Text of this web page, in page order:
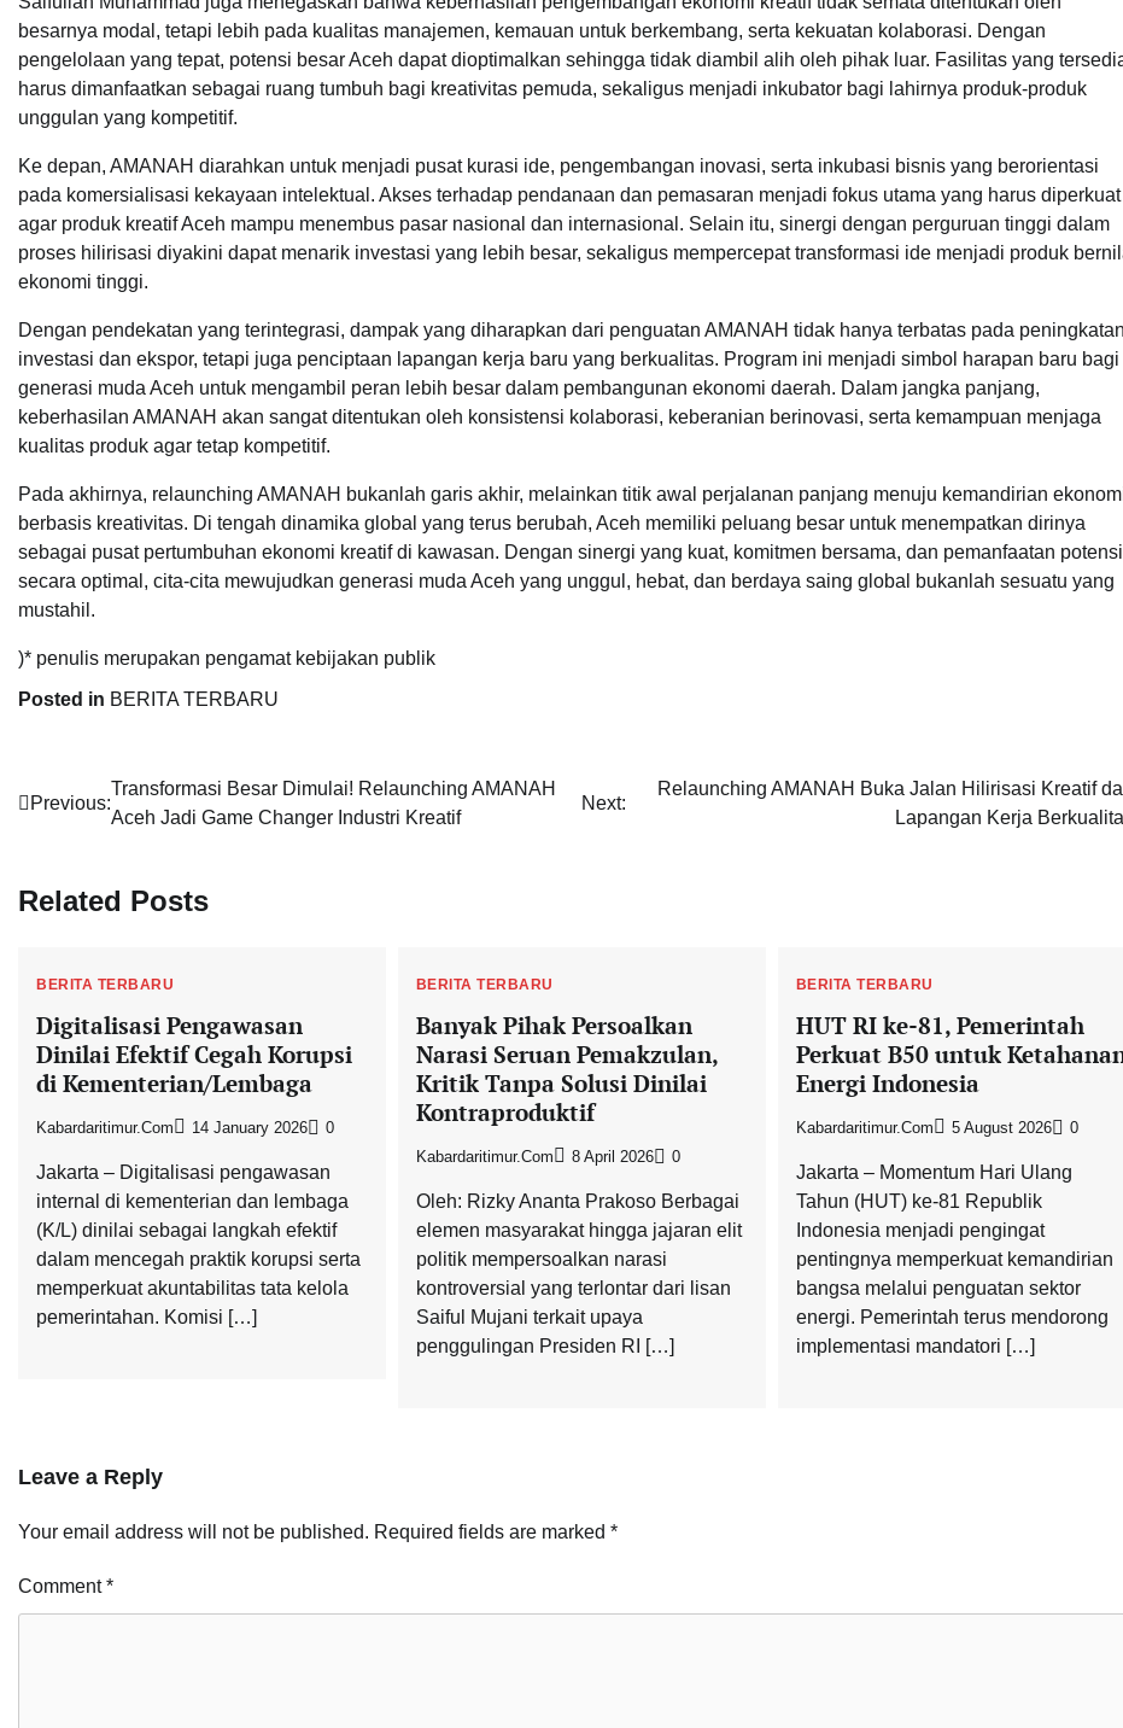
besarnya modal, tetapi lebih pada kualitas manajemen, kemauan untuk berkembang, serta kekuatan kolaborasi. Dengan
pengelolaan yang tepat, potensi besar Aceh dapat dioptimalkan sehingga tidak diambil alih oleh pihak luar. Fasilitas yang
harus dimanfaatkan sebagai ruang tumbuh bagi kreativitas pemuda, sekaligus menjadi inkubator bagi lahirnya produk-produk
unggulan yang kompetitif.
Ke depan, AMANAH diarahkan untuk menjadi pusat kurasi ide, pengembangan inovasi, serta inkubasi bisnis yang berorientasi
pada komersialisasi kekayaan intelektual. Akses terhadap pendanaan dan pemasaran menjadi fokus utama yang harus diperkuat
agar produk kreatif Aceh mampu menembus pasar nasional dan internasional. Selain itu, sinergi dengan perguruan tinggi dalam
proses hilirisasi diyakini dapat menarik investasi yang lebih besar, sekaligus mempercepat transformasi ide menjadi produk
ekonomi tinggi.
Dengan pendekatan yang terintegrasi, dampak yang diharapkan dari penguatan AMANAH tidak hanya terbatas pada peningkatan
investasi dan ekspor, tetapi juga penciptaan lapangan kerja baru yang berkualitas. Program ini menjadi simbol harapan baru bagi
generasi muda Aceh untuk mengambil peran lebih besar dalam pembangunan ekonomi daerah. Dalam jangka panjang,
keberhasilan AMANAH akan sangat ditentukan oleh konsistensi kolaborasi, keberanian berinovasi, serta kemampuan menjaga
kualitas produk agar tetap kompetitif.
Pada akhirnya, relaunching AMANAH bukanlah garis akhir, melainkan titik awal perjalanan panjang menuju kemandirian
berbasis kreativitas. Di tengah dinamika global yang terus berubah, Aceh memiliki peluang besar untuk menempatkan dirinya
sebagai pusat pertumbuhan ekonomi kreatif di kawasan. Dengan sinergi yang kuat, komitmen bersama, dan pemanfaatan potensi
secara optimal, cita-cita mewujudkan generasi muda Aceh yang unggul, hebat, dan berdaya saing global bukanlah sesuatu yang
mustahil.
)* penulis merupakan pengamat kebijakan publik
Posted in BERITA TERBARU
Post
Previous:
Transformasi Besar Dimulai! Relaunching AMANAH
Aceh Jadi Game Changer Industri Kreatif
Next:
Relaunching AMANAH Buka Jalan Hilirisasi Kreatif
Lapangan Kerja
Related Posts
BERITA TERBARU
Digitalisasi Pengawasan
Dinilai Efektif Cegah Korupsi
di Kementerian/Lembaga
Kabardaritimur.com 14 January 2026 0
Jakarta – Digitalisasi pengawasan
internal di kementerian dan lembaga
(K/L) dinilai sebagai langkah efektif
dalam mencegah praktik korupsi serta
memperkuat akuntabilitas tata kelola
pemerintahan. Komisi […]
BERITA TERBARU
Banyak Pihak Persoalkan
Narasi Seruan Pemakzulan,
Kritik Tanpa Solusi Dinilai
Kontraproduktif
Kabardaritimur.com 8 April 2026 0
Oleh: Rizky Ananta Prakoso Berbagai
elemen masyarakat hingga jajaran elit
politik mempersoalkan narasi
kontroversial yang terlontar dari lisan
Saiful Mujani terkait upaya
penggulingan Presiden RI […]
BERITA TERBARU
HUT RI ke-81, Pemerintah
Perkuat B50 untuk
Energi Indonesia
Kabardaritimur.com 5 August 2026 0
Jakarta – Momentum Hari Ulang
Tahun (HUT) ke-81 Republik
Indonesia menjadi pengingat
pentingnya memperkuat kemandirian
bangsa melalui penguatan sektor
energi. Pemerintah terus mendorong
implementasi mandatori […]
Leave a Reply
Your email address will not be published. Required fields are marked *
Comment*